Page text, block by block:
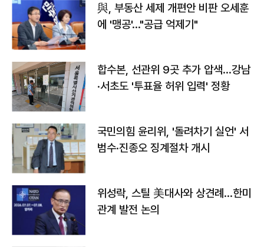
與, 부동산 세제 개편안 비판 오세훈
에 '맹공'…"공급 억제기"
합수본, 선관위 9곳 추가 압색…강남
·서초도 '투표율 허위 입력' 정황
국민의힘 윤리위, '돌려차기 실언' 서
범수·진종오 징계절차 개시
위성락, 스틸 美대사와 상견례…한미
관계 발전 논의